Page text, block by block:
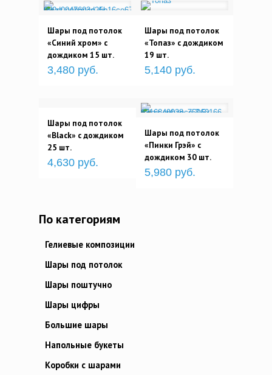
Шары под потолок
«Синий хром» с
дождиком 15 шт.
3,480 руб.
Шары под потолок
«Топаз» с дождиком
19 шт.
5,140 руб.
Шары под потолок
«Black» с дождиком
25 шт.
4,630 руб.
Шары под потолок
«Пинки Грэй» с
дождиком 30 шт.
5,980 руб.
По категориям
Гелиевые композиции
Шары под потолок
Шары поштучно
Шары цифры
Большие шары
Напольные букеты
Коробки с шарами